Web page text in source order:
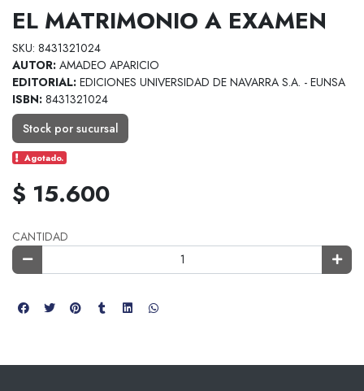
EL MATRIMONIO A EXAMEN
SKU: 8431321024
AUTOR: AMADEO APARICIO
EDITORIAL: EDICIONES UNIVERSIDAD DE NAVARRA S.A. - EUNSA
ISBN: 8431321024
Stock por sucursal
Agotado.
$ 15.600
CANTIDAD